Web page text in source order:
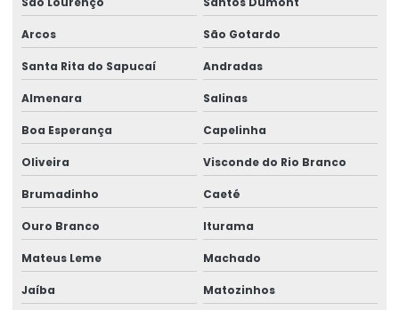
Empresas de medicina no trabalho
Ergonomia assessoria e consultoria
Gestão em perícias
Gestão de riscos e passivos trabalhistas
Gestão de segurança e saúde ocupacional
Higiene do trabalho
Higiene ocupacional segurança do trabalho
Arcos São Gotardo
Santa Rita do Sapucaí Andradas
Almenara Salinas
Boa Esperança Capelinha
Oliveira Visconde do Rio Branco
Brumadinho Caeté
Ouro Branco Iturama
Mateus Leme Machado
Jaíba Matozinhos